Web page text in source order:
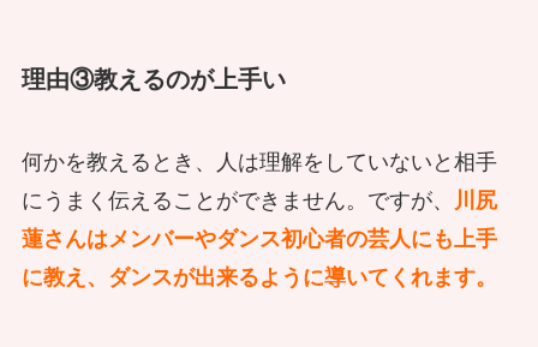
理由③教えるのが上手い
何かを教えるとき、人は理解をしていないと相手
にうまく伝えることができません。ですが、
川尻
蓮さんはメンバーやダンス初心者の芸人にも上手
に教え、ダンスが出来るように導いてくれます。